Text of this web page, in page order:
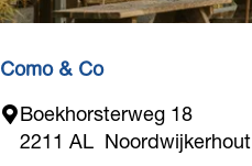
t
w
B
Como & Co
C Boekhorsterweg 18
2211 AL Noordwijkerhout